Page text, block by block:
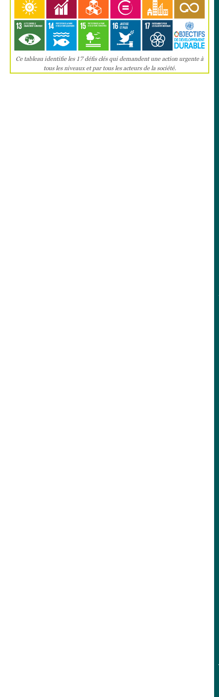
Ce tableau identifie les 17 défis clés qui demandent une action urgente à
tous les niveaux et par tous les acteurs de la société.